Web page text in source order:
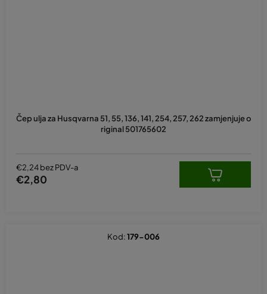
Čep ulja za Husqvarna 51, 55, 136, 141, 254, 257, 262 zamjenjuje o
riginal 501765602
€2,24 bez PDV-a
€2,80
Kod:179-006